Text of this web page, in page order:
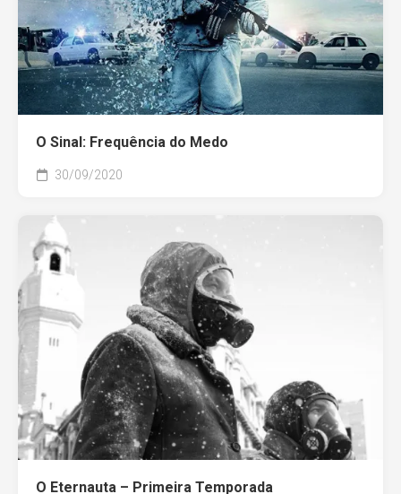
O Sinal: Frequência do Medo
30/09/2020
O Eternauta – Primeira Temporada